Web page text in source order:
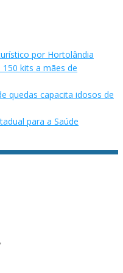
por Hortolândia
kits a mães de
quedas capacita idosos de
para a Saúde